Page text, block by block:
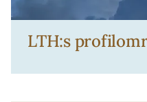
LTH:s